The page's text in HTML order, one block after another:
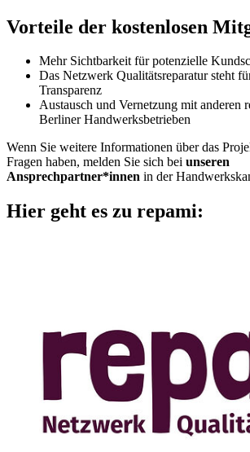
Vorteile der kostenlosen
Mehr Sichtbarkeit für potenzielle
Das Netzwerk Qualitätsreparatur steht
Transparenz
Austausch und Vernetzung mit anderen
Berliner Handwerksbetrieben
Wenn Sie weitere Informationen über das
Fragen haben, melden Sie sich bei unseren
Ansprechpartner*innen in der
Hier geht es zu repami: